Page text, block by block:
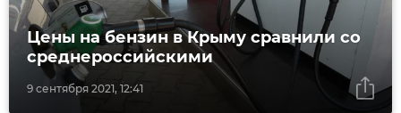
9 сентября 2021, 12:41
Цены на бензин в Крыму сравнили со
среднероссийскими